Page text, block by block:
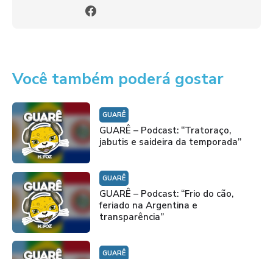
Você também poderá gostar
GUARÊ
GUARÊ – Podcast: “Tratoraço,
jabutis e saideira da temporada”
GUARÊ
GUARÊ – Podcast: “Frio do cão,
feriado na Argentina e
transparência”
GUARÊ